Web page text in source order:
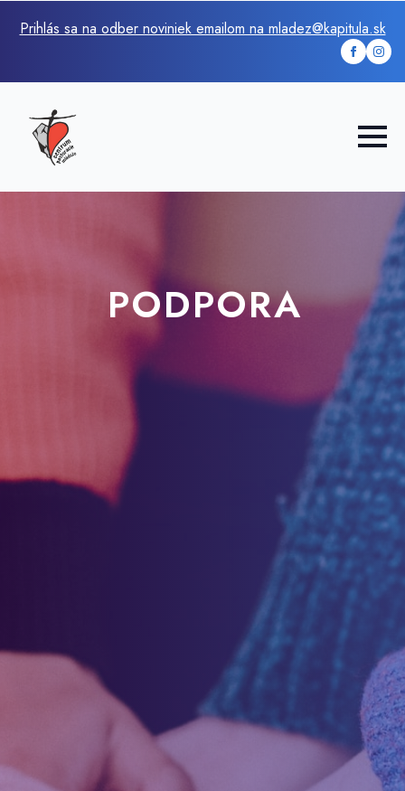
Prihlás sa na odber noviniek emailom na mladez@kapitula.sk
PODPORA